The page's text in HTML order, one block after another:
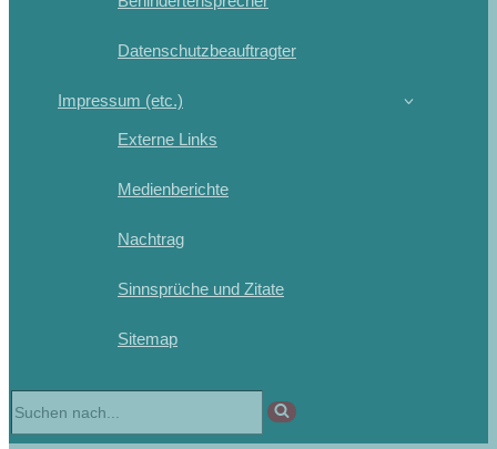
Datenschutzbeauftragter
Impressum (etc.)
Externe Links
Medienberichte
Nachtrag
Sinnsprüche und Zitate
Sitemap